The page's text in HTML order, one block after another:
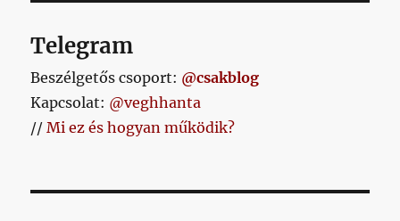
Telegram
Beszélgetős csoport: @csakblog
Kapcsolat: @veghhanta
//Mi ez és hogyan működik?